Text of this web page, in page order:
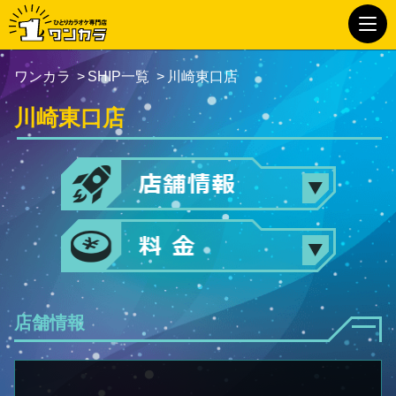
ワンカラ SHIP一覧 川崎東口店
川崎東口店
店舗情報